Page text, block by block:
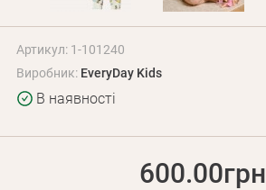
Артикул: 1-101240
Виробник: EveryDay Kids
В наявності
600.00грн